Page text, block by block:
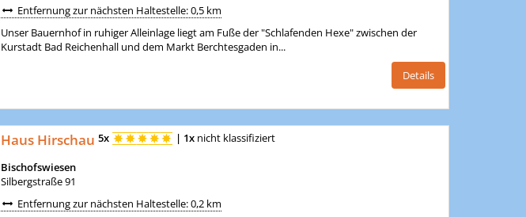
Entfernung zur nächsten Haltestelle: 0,5 km
Unser Bauernhof in ruhiger Alleinlage liegt am Fuße der "Schlafenden Hexe" zwischen der
Kurstadt Bad Reichenhall und dem Markt Berchtesgaden in...
Details
Haus Hirschau 5x | 1x nicht klassifiziert
Bischofswiesen
Silbergstraße 91
Entfernung zur nächsten Haltestelle: 0,2 km